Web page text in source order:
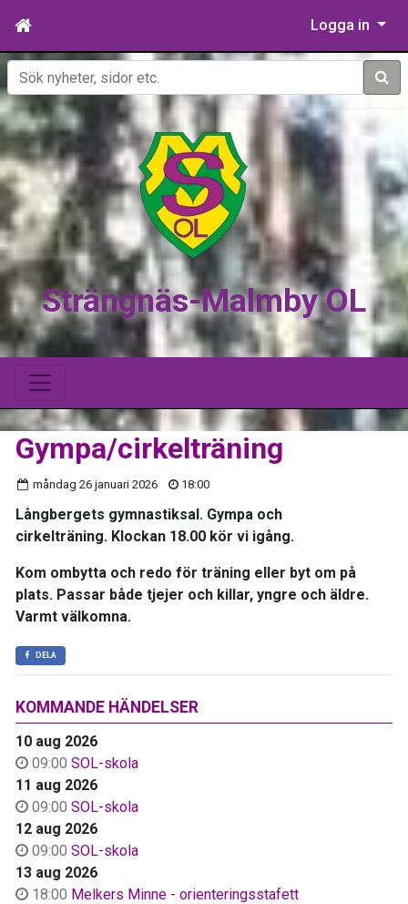
Logga in
Sök
Strängnäs-Malmby OL
KOMMANDE HÄNDELSER
10 aug 2026
09:00 SOL-skola
11 aug 2026
09:00 SOL-skola
12 aug 2026
09:00 SOL-skola
13 aug 2026
18:00 Melkers Minne - orienteringsstafett
Gympa/cirkelträning
måndag 26 januari 2026 18:00
Långbergets gymnastiksal. Gympa och
cirkelträning. Klockan 18.00 kör vi igång.
Kom ombytta och redo för träning eller byt om på
plats. Passar både tjejer och killar, yngre och äldre.
Varmt välkomna.
DELA